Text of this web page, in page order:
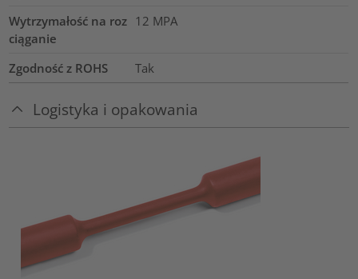
Wytrzymałość na roz
ciąganie
12 MPA
Zgodność z ROHS Tak
Logistyka i opakowania